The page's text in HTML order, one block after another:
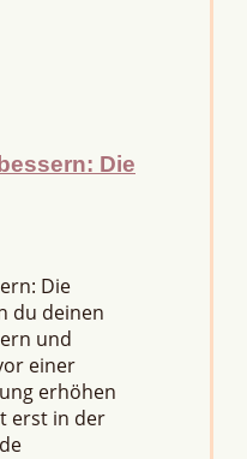
Die
Die
du deinen
und
einer
erhöhen
erst in der